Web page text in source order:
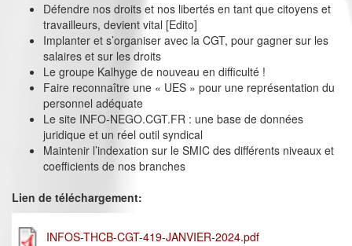
Défendre nos droits et nos libertés en tant que citoyens et
travailleurs, devient vital [Edito]
Implanter et s’organiser avec la CGT, pour gagner sur les
salaires et sur les droits
Le groupe Kalhyge de nouveau en difficulté !
Faire reconnaître une « UES » pour une représentation du
personnel adéquate
Le site INFO-NEGO.CGT.FR : une base de données
juridique et un réel outil syndical
Maintenir l’indexation sur le SMIC des différents niveaux et
coefficients de nos branches
Lien de téléchargement:
INFOS-THCB-CGT-419-JANVIER-2024.pdf